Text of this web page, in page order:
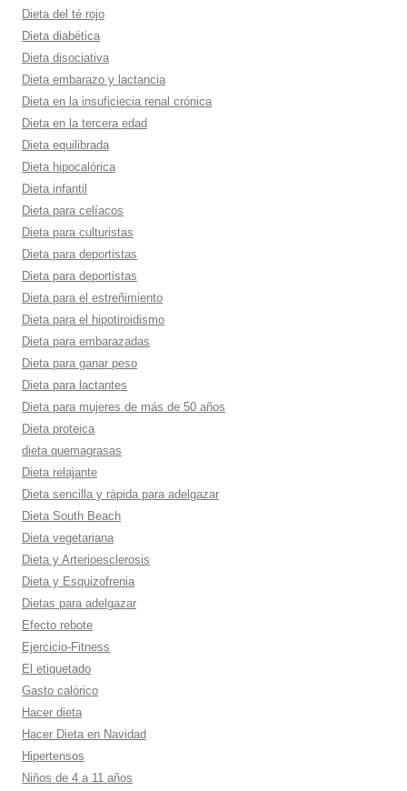
Dieta del té rojo
Dieta diabética
Dieta disociativa
Dieta embarazo y lactancia
Dieta en la insuficiecia renal crónica
Dieta en la tercera edad
Dieta equilibrada
Dieta hipocalórica
Dieta infantil
Dieta para celí­acos
Dieta para culturistas
Dieta para deportistas
Dieta para deportistas
Dieta para el estreñimiento
Dieta para el hipotiroidismo
Dieta para embarazadas
Dieta para ganar peso
Dieta para lactantes
Dieta para mujeres de más de 50 años
Dieta proteica
dieta quemagrasas
Dieta relajante
Dieta sencilla y rápida para adelgazar
Dieta South Beach
Dieta vegetariana
Dieta y Arterioesclerosis
Dieta y Esquizofrenia
Dietas para adelgazar
Efecto rebote
Ejercicio-Fitness
El etiquetado
Gasto calórico
Hacer dieta
Hacer Dieta en Navidad
Hipertensos
Niños de 4 a 11 años